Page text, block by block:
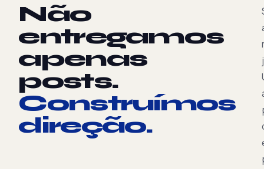
Não
entregamos
apenas
posts.
Construímos
direção.